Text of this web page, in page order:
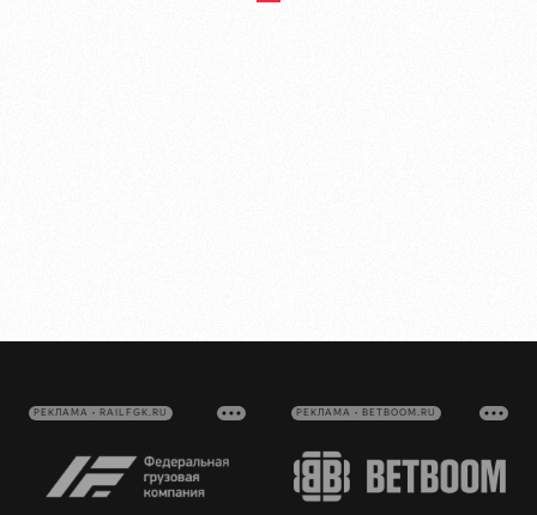
РЕКЛАМА • RAILFGK.RU РЕКЛАМА • BETBOOM.RU